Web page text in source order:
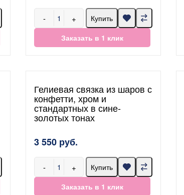
- +
Купить
Заказать в 1 клик
Гелиевая связка из шаров с
конфетти, хром и
стандартных в сине-
золотых тонах
3 550 руб.
- +
Купить
Заказать в 1 клик